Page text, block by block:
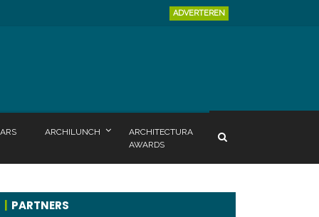
ADVERTEREN
ARCHILUNCH
ARCHITECTURA
AWARDS
PARTNERS